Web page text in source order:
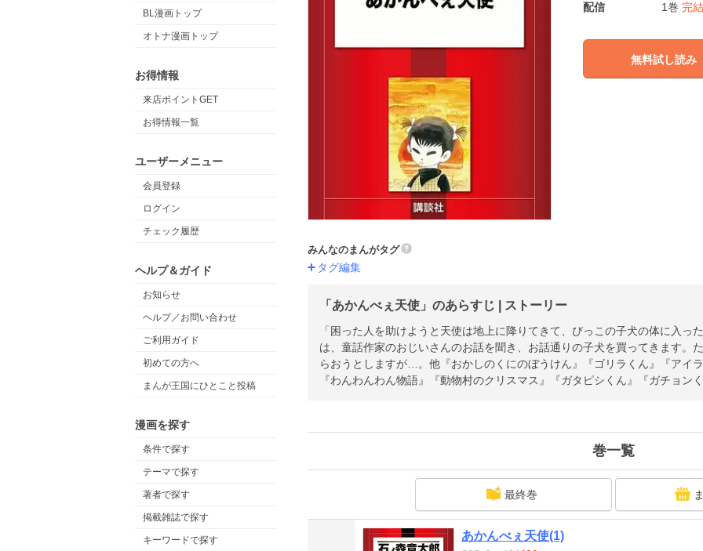
BL漫画トップ
オトナ漫画トップ
お得情報
来店ポイントGET
お得情報一覧
ユーザーメニュー
会員登録
ログイン
チェック履歴
ヘルプ＆ガイド
お知らせ
ヘルプ／お問い合わせ
ご利用ガイド
初めての方へ
まんが王国にひとこと投稿
漫画を探す
条件で探す
テーマで探す
著者で探す
掲載雑誌で探す
キーワードで探す
配信
1巻 完結
無料試し読み
みんなのまんがタグ
タグ編集
「あかんべぇ天使」のあらすじ | ストーリー
「困った人を助けようと天使は地上に降りてきて、びっこの子犬の体に入
は、童話作家のおじいさんのお話を聞き、お話通りの子犬を買ってきます。
らおうとしますが…。他『おかしのくにのぼうけん』『ゴリラくん』『アイ
『わんわんわん物語』『動物村のクリスマス』『ガタピシくん』『ガチョン
巻一覧
最終巻
あかんべぇ天使(1)